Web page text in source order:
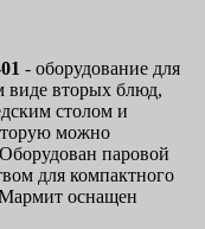
- оборудование для
виде вторых блюд,
столом и
можно
паровой
для компактного
оснащен